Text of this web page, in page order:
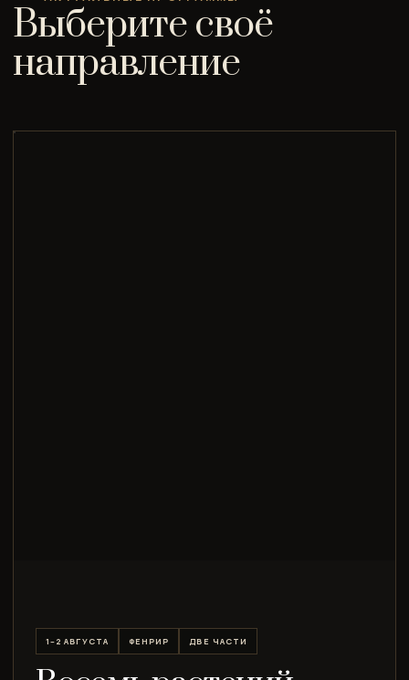
Выберите своё
направление
1–2 АВГУСТА ФЕНРИР ДВЕ ЧАСТИ